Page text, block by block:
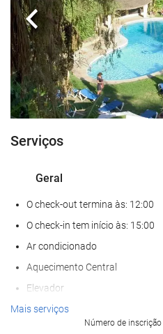
Anterior
Serviços
Geral
O check-out termina às: 12:00
O check-in tem início às: 15:00
Ar condicionado
Aquecimento Central
Elevador
Frente à praia
Mais serviços
Número de